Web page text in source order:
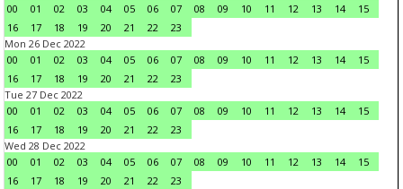
00
01 02 03 04 05 06 07 08 09 10 11 12 13 14
15
16
17 18 19 20 21 22
23
Mon 26 Dec 2022
00
01 02 03 04 05 06 07 08 09 10 11 12 13 14
15
16
17 18 19 20 21 22
23
Tue 27 Dec 2022
00
01 02 03 04 05 06 07 08 09 10 11 12 13 14
15
16
17 18 19 20 21 22
23
Wed 28 Dec 2022
00
01 02 03 04 05 06 07 08 09 10 11 12 13 14
15
16
17 18 19 20 21 22
23